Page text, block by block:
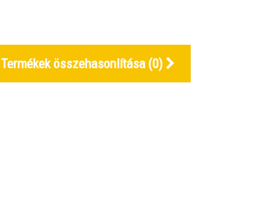
Termékek összehasonlítása (0)